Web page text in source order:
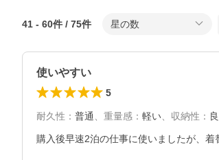
41 - 60件 / 75件 星の数
使いやすい
5
耐久性 ： 普通 、 重量感 ： 軽い、 収納性 ：
購入後早速2泊の仕事に使いましたが、着